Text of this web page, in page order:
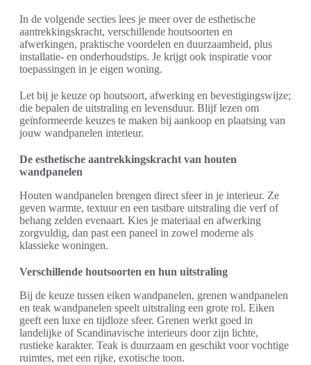
In de volgende secties lees je meer over de esthetische
aantrekkingskracht, verschillende houtsoorten en
afwerkingen, praktische voordelen en duurzaamheid, plus
installatie- en onderhoudstips. Je krijgt ook inspiratie voor
toepassingen in je eigen woning.
Let bij je keuze op houtsoort, afwerking en bevestigingswijze;
die bepalen de uitstraling en levensduur. Blijf lezen om
geïnformeerde keuzes te maken bij aankoop en plaatsing van
jouw wandpanelen interieur.
De esthetische aantrekkingskracht van houten
wandpanelen
Houten wandpanelen brengen direct sfeer in je interieur. Ze
geven warmte, textuur en een tastbare uitstraling die verf of
behang zelden evenaart. Kies je materiaal en afwerking
zorgvuldig, dan past een paneel in zowel moderne als
klassieke woningen.
Verschillende houtsoorten en hun uitstraling
Bij de keuze tussen eiken wandpanelen, grenen wandpanelen
en teak wandpanelen speelt uitstraling een grote rol. Eiken
geeft een luxe en tijdloze sfeer. Grenen werkt goed in
landelijke of Scandinavische interieurs door zijn lichte,
rustieke karakter. Teak is duurzaam en geschikt voor vochtige
ruimtes, met een rijke, exotische toon.